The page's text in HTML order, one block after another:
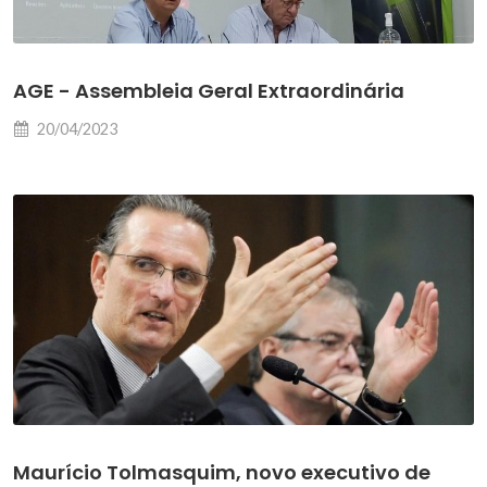
AGE - Assembleia Geral Extraordinária
20/04/2023
Maurício Tolmasquim, novo executivo de